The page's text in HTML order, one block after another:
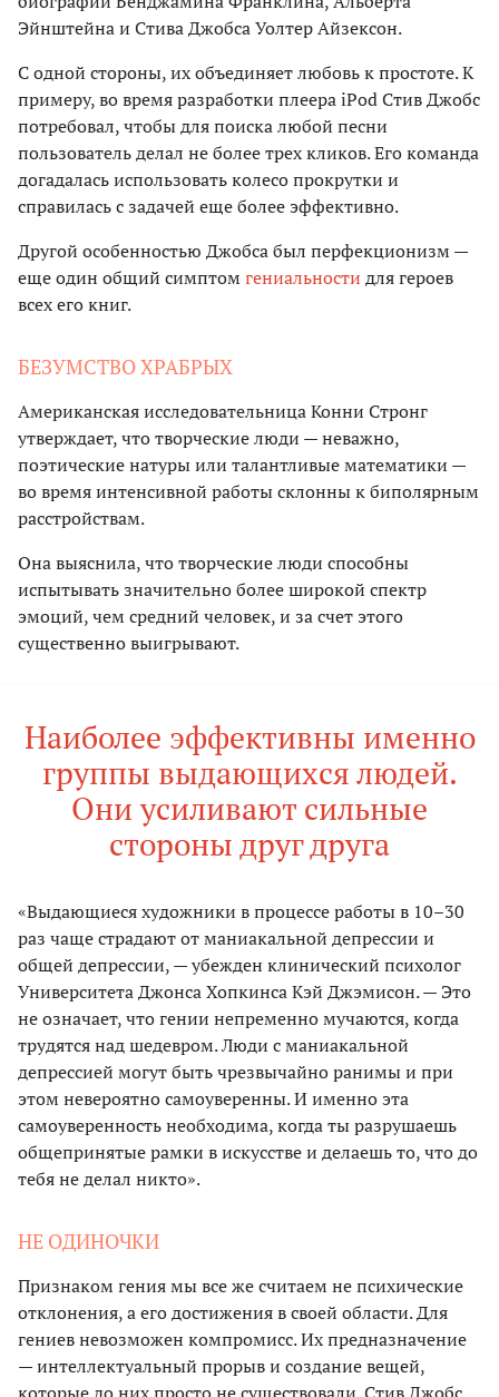
Эйнштейна и Стива Джобса Уолтер Айзексон.
С одной стороны, их объединяет любовь к простоте. К
примеру, во время разработки плеера iPod Стив Джобс
потребовал, чтобы для поиска любой песни
пользователь делал не более трех кликов. Его команда
догадалась использовать колесо прокрутки и
справилась с задачей еще более эффективно.
Другой особенностью Джобса был перфекционизм —
еще один общий симптомгениальности для героев
всех его книг.
БЕЗУМСТВО ХРАБРЫХ
Американская исследовательница Конни Стронг
утверждает, что творческие люди — неважно,
поэтические натуры или талантливые математики —
во время интенсивной работы склонны к биполярным
расстройствам.
Она выяснила, что творческие люди способны
испытывать значительно более широкой спектр
эмоций, чем средний человек, и за счет этого
существенно выигрывают.
Наиболее эффективны именно
группы выдающихся людей.
Они усиливают сильные
стороны друг друга
«Выдающиеся художники в процессе работы в 10–30
раз чаще страдают от маниакальной депрессии и
общей депрессии, — убежден клинический психолог
Университета Джонса Хопкинса Кэй Джэмисон. — Это
не означает, что гении непременно мучаются, когда
трудятся над шедевром. Люди с маниакальной
депрессией могут быть чрезвычайно ранимы и при
этом невероятно самоуверенны. И именно эта
самоуверенность необходима, когда ты разрушаешь
общепринятые рамки в искусстве и делаешь то, что до
тебя не делал никто».
НЕ ОДИНОЧКИ
Признаком гения мы все же считаем не психические
отклонения, а его достижения в своей области. Для
гениев невозможен компромисс. Их предназначение
— интеллектуальный прорыв и создание вещей,